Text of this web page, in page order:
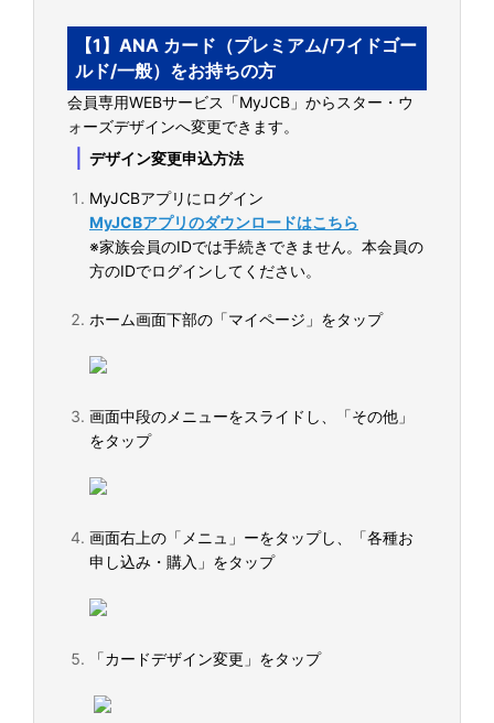
【1】ANA カード（プレミアム/ワイドゴー
ルド/一般）をお持ちの方
会員専用WEBサービス「MyJCB」からスター・ウ
ォーズデザインへ変更できます。
｜ デザイン変更申込方法
MyJCBアプリにログイン
MyJCBアプリのダウンロードはこちら
※家族会員のIDでは手続きできません。本会員の
方のIDでログインしてください。
ホーム画面下部の「マイページ」をタップ
画面中段のメニューをスライドし、「その他」
をタップ
画面右上の「メニュ」ーをタップし、「各種お
申し込み・購入」をタップ
「カードデザイン変更」をタップ